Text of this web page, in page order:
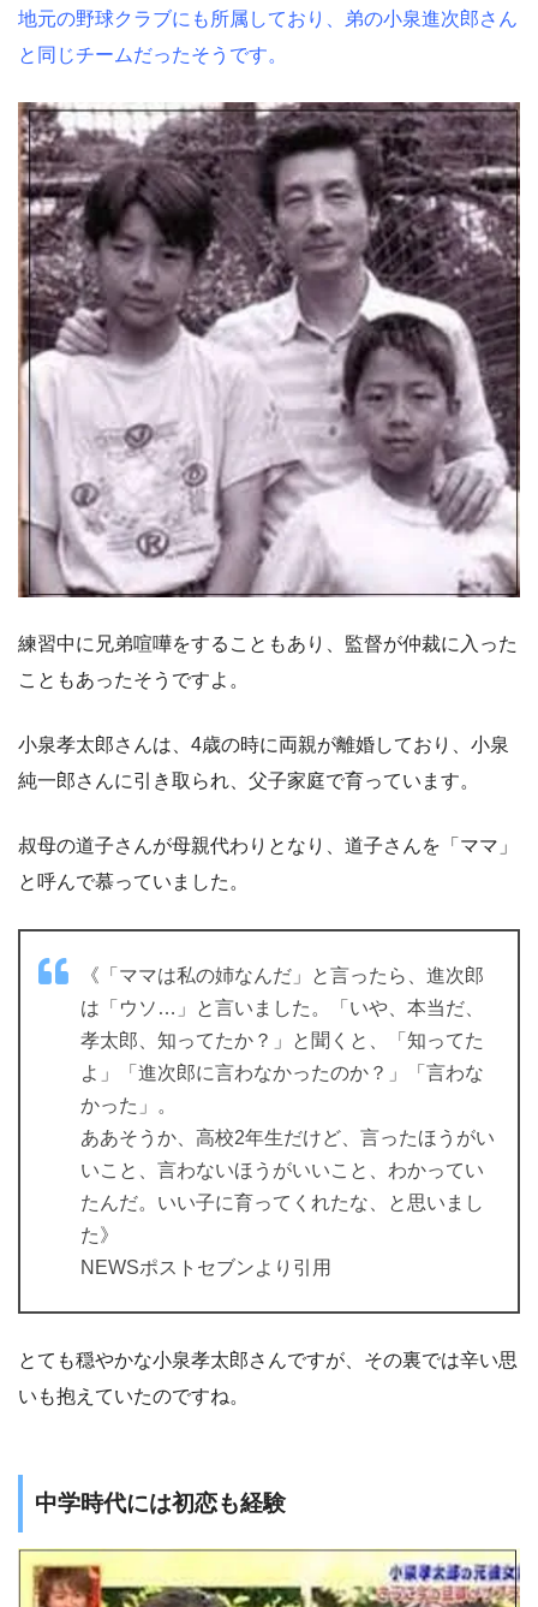
地元の野球クラブにも所属しており、弟の小泉進次郎さん
と同じチームだったそうです。
練習中に兄弟喧嘩をすることもあり、監督が仲裁に入った
こともあったそうですよ。
小泉孝太郎さんは、4歳の時に両親が離婚しており、小泉
純一郎さんに引き取られ、父子家庭で育っています。
叔母の道子さんが母親代わりとなり、道子さんを「ママ」
と呼んで慕っていました。
《「ママは私の姉なんだ」と言ったら、進次郎
は「ウソ…」と言いました。「いや、本当だ、
孝太郎、知ってたか？」と聞くと、「知ってた
よ」「進次郎に言わなかったのか？」「言わな
かった」。
ああそうか、高校2年生だけど、言ったほうがい
いこと、言わないほうがいいこと、わかってい
たんだ。いい子に育ってくれたな、と思いまし
た》
NEWSポストセブンより引用
とても穏やかな小泉孝太郎さんですが、その裏では辛い思
いも抱えていたのですね。
中学時代には初恋も経験